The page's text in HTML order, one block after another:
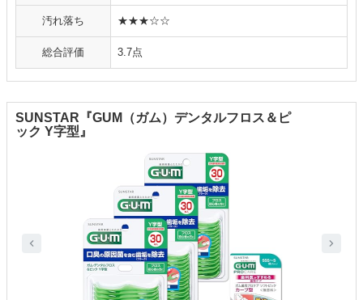
汚れ落ち ★★★☆☆
総合評価 3.7点
SUNSTAR『GUM（ガム）デンタルフロス＆ピ
ック Y字型』